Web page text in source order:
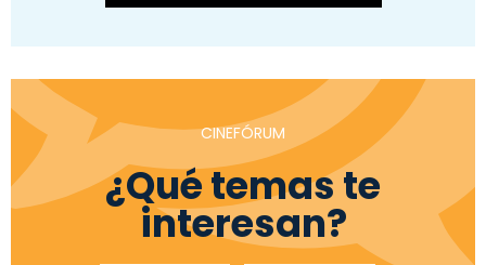
CINEFÓRUM
¿Qué temas te
interesan?